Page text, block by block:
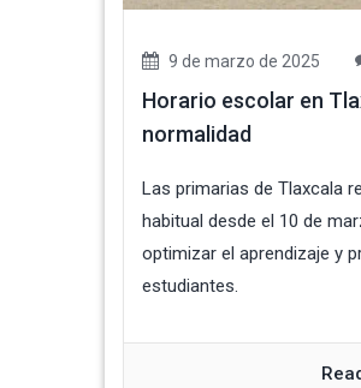
9 de marzo de 2025
Horario escolar en
normalidad
Las primarias de Tlaxcala
habitual desde el 10 de
optimizar el aprendizaje y
estudiantes.